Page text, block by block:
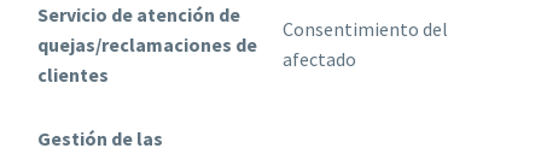
Servicio de atención de
quejas/reclamaciones de
clientes
Consentimiento del
afectado
Gestión de las